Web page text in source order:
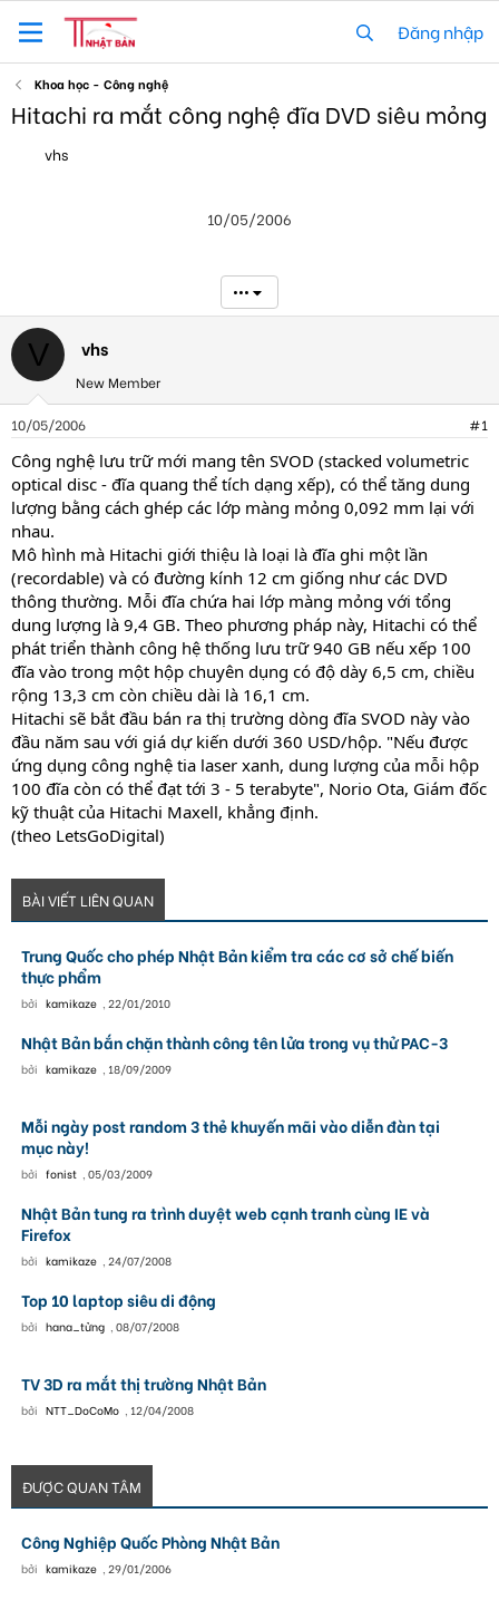
Đăng nhập
Khoa học - Công nghệ
Hitachi ra mắt công nghệ đĩa DVD siêu mỏng
r
t
e
r
vhs
10/05/2006
•••
V vhs
New Member
10/05/2006 #1
Công nghệ lưu trữ mới mang tên SVOD (stacked volumetric
optical disc - đĩa quang thể tích dạng xếp), có thể tăng dung
lượng bằng cách ghép các lớp màng mỏng 0,092 mm lại với
nhau.
Mô hình mà Hitachi giới thiệu là loại là đĩa ghi một lần
(recordable) và có đường kính 12 cm giống như các DVD
thông thường. Mỗi đĩa chứa hai lớp màng mỏng với tổng
dung lượng là 9,4 GB. Theo phương pháp này, Hitachi có thể
phát triển thành công hệ thống lưu trữ 940 GB nếu xếp 100
đĩa vào trong một hộp chuyên dụng có độ dày 6,5 cm, chiều
rộng 13,3 cm còn chiều dài là 16,1 cm.
Hitachi sẽ bắt đầu bán ra thị trường dòng đĩa SVOD này vào
đầu năm sau với giá dự kiến dưới 360 USD/hộp. "Nếu được
ứng dụng công nghệ tia laser xanh, dung lượng của mỗi hộp
100 đĩa còn có thể đạt tới 3 - 5 terabyte", Norio Ota, Giám đốc
kỹ thuật của Hitachi Maxell, khẳng định.
(theo LetsGoDigital)
BÀI VIẾT LIÊN QUAN
Trung Quốc cho phép Nhật Bản kiểm tra các cơ sở chế biến
thực phẩm
bởi kamikaze , 22/01/2010
Nhật Bản bắn chặn thành công tên lửa trong vụ thử PAC-3
bởi kamikaze , 18/09/2009
Mỗi ngày post random 3 thẻ khuyến mãi vào diễn đàn tại
mục này!
bởi fonist , 05/03/2009
Nhật Bản tung ra trình duyệt web cạnh tranh cùng IE và
Firefox
bởi kamikaze , 24/07/2008
Top 10 laptop siêu di động
bởi hana_tửng , 08/07/2008
TV 3D ra mắt thị trường Nhật Bản
bởi NTT_DoCoMo , 12/04/2008
ĐƯỢC QUAN TÂM
Công Nghiệp Quốc Phòng Nhật Bản
bởi kamikaze , 29/01/2006